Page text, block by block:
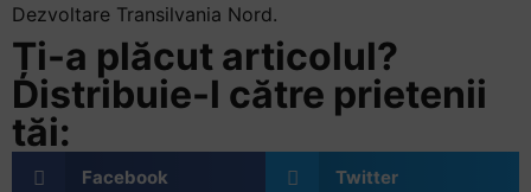
Dezvoltare Transilvania Nord.
Ți-a plăcut articolul?
Distribuie-l către prietenii
tăi:
Facebook Twitter